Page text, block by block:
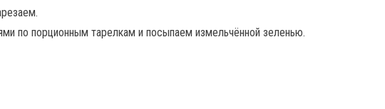
по порционным тарелкам и посыпаем измельчённой зеленью.